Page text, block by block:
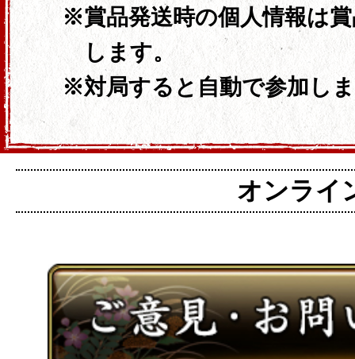
賞品発送時の個人情報は
します。
対局すると自動で参加し
オンライ